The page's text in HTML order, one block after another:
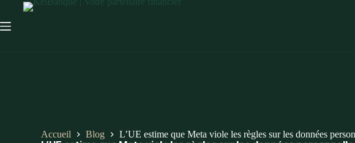
Accueil Blog L’UE estime que Meta viole les règles sur les données